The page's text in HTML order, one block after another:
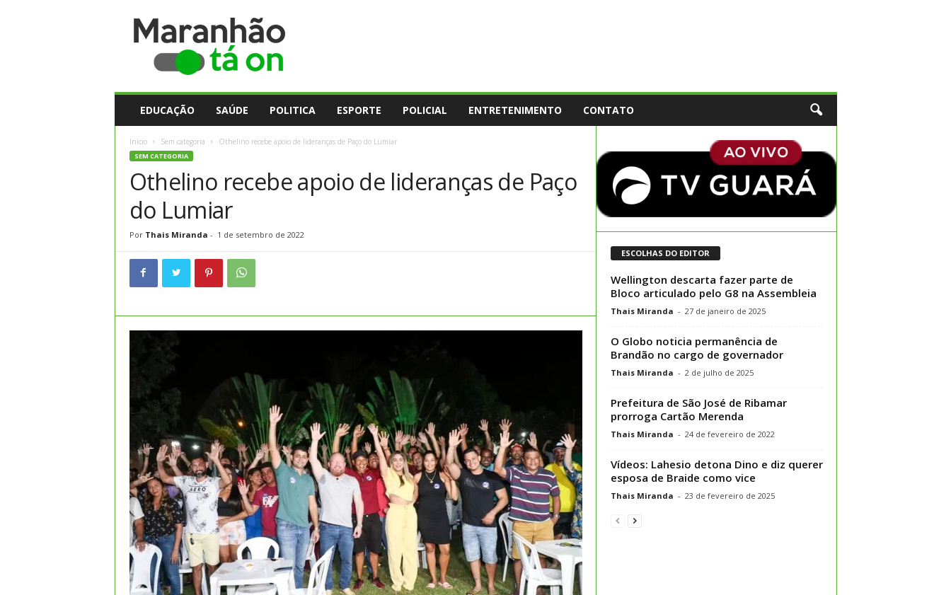
EDUCAÇÃO SAÚDE POLITICA ESPORTE POLICIAL ENTRETENIMENTO CONTATO
Início Sem categoria Othelino recebe apoio de lideranças de Paço do Lumiar
SEM CATEGORIA
Othelino recebe apoio de lideranças de Paço
do Lumiar
Por Thais Miranda - 1 de setembro de 2022
ESCOLHAS DO EDITOR
Wellington descarta fazer parte de
Bloco articulado pelo G8 na Assembleia
Thais Miranda - 27 de janeiro de 2025
O Globo noticia permanência de
Brandão no cargo de governador
Thais Miranda - 2 de julho de 2025
Prefeitura de São José de Ribamar
prorroga Cartão Merenda
Thais Miranda - 24 de fevereiro de 2022
Vídeos: Lahesio detona Dino e diz querer
esposa de Braide como vice
Thais Miranda - 23 de fevereiro de 2025